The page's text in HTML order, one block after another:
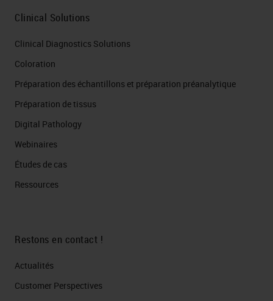
Clinical Solutions
Clinical Diagnostics Solutions
Coloration
Préparation des échantillons et préparation préanalytique
Préparation de tissus
Digital Pathology
Webinaires
Études de cas
Ressources
Restons en contact !
Actualités
Customer Perspectives​